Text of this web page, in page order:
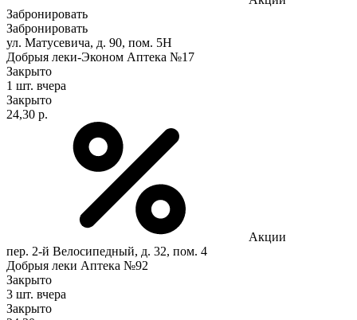
Забронировать
Забронировать
ул. Матусевича, д. 90, пом. 5Н
Добрыя леки-Эконом Аптека №17
Закрыто
1 шт. вчера
Закрыто
24,30 р.
Акции
пер. 2-й Велосипедный, д. 32, пом. 4
Добрыя леки Аптека №92
Закрыто
3 шт. вчера
Закрыто